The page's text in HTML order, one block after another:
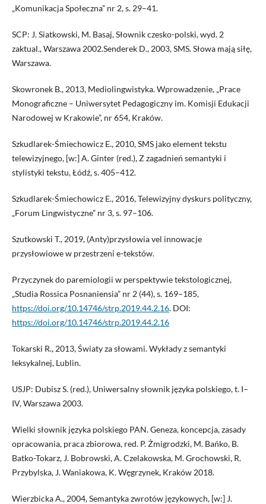
„Komunikacja Społeczna” nr 2, s. 29–41.
SCP: J. Siatkowski, M. Basaj, Słownik czesko-polski, wyd. 2
zaktual., Warszawa 2002.Senderek D., 2003, SMS. Słowa mają siłę,
Warszawa.
Skowronek B., 2013, Mediolingwistyka. Wprowadzenie, „Prace
Monograficzne – Uniwersytet Pedagogiczny im. Komisji Edukacji
Narodowej w Krakowie”, nr 654, Kraków.
Szkudlarek-Śmiechowicz E., 2010, SMS jako element tekstu
telewizyjnego, [w:] A. Ginter (red.), Z zagadnień semantyki i
stylistyki tekstu, Łódź, s. 405–412.
Szkudlarek-Śmiechowicz E., 2016, Telewizyjny dyskurs polityczny,
„Forum Lingwistyczne” nr 3, s. 97–106.
Szutkowski T., 2019, (Anty)przysłowia vel innowacje
przysłowiowe w przestrzeni e-tekstów.
Przyczynek do paremiologii w perspektywie tekstologicznej,
„Studia Rossica Posnaniensia” nr 2 (44), s. 169–185,
https://doi.org/10.14746/strp.2019.44.2.16. DOI:
https://doi.org/10.14746/strp.2019.44.2.16
Tokarski R., 2013, Światy za słowami. Wykłady z semantyki
leksykalnej, Lublin.
USJP: Dubisz S. (red.), Uniwersalny słownik języka polskiego, t. I–
IV, Warszawa 2003.
Wielki słownik języka polskiego PAN. Geneza, koncepcja, zasady
opracowania, praca zbiorowa, red. P. Żmigrodzki, M. Bańko, B.
Batko-Tokarz, J. Bobrowski, A. Czelakowska, M. Grochowski, R.
Przybylska, J. Waniakowa, K. Węgrzynek, Kraków 2018.
Wierzbicka A., 2004, Semantyka zwrotów językowych, [w:] J.